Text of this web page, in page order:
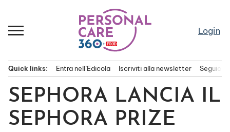
contenuto
Login
principale
Quick links: Entra nell’Edicola Iscriviti alla newsletter Seguici
SEPHORA LANCIA IL
SEPHORA PRIZE